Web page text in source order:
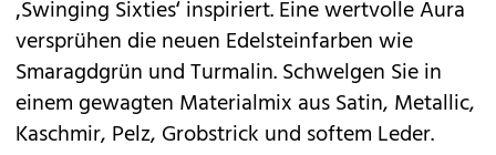
‚Swinging Sixties‘ inspiriert. Eine wertvolle Aura
versprühen die neuen Edelsteinfarben wie
Smaragdgrün und Turmalin. Schwelgen Sie in
einem gewagten Materialmix aus Satin, Metallic,
Kaschmir, Pelz, Grobstrick und softem Leder.